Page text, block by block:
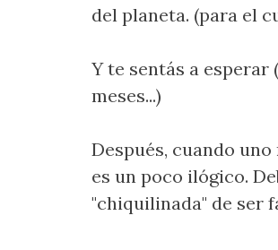
del planeta. (para el
Y te sentás a esperar
meses...)
Después, cuando
es un poco ilógico.
"chiquilinada" de ser